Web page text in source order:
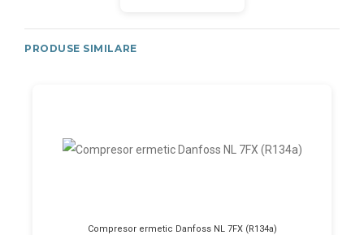
PRODUSE SIMILARE
Compresor ermetic Danfoss NL 7FX (R134a)